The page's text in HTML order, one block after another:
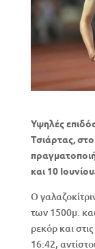
Υψηλές
Τσιάρτας,
και 10
Ο
των 1500μ.
ρεκόρ και
16:42,